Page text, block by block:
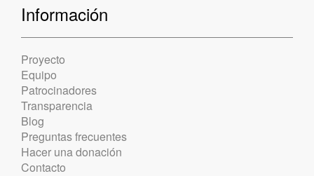
Información
Proyecto
Equipo
Patrocinadores
Transparencia
Blog
Preguntas frecuentes
Hacer una donación
Contacto